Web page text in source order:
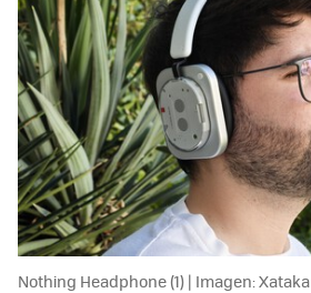
Nothing Headphone (1) | Imagen: Xataka